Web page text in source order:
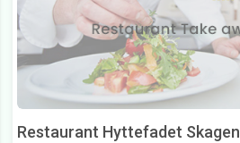
Restaurant Hyttefadet Skagen